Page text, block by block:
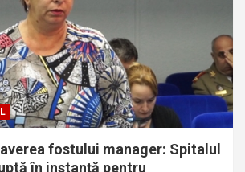
fostului manager: Spitalul
în instanță pentru